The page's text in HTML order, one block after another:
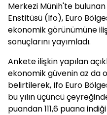
Merkezi Münih'te
Enstitüsü (Ifo), Euro
ekonomik görünümüne
sonuçlarını yayımladı.
Ankete ilişkin yapılan
ekonomik güvenin az da
belirtilerek, Ifo Euro
bu yılın üçüncü
puandan 111,6 puana